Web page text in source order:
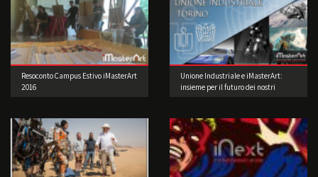
Resoconto Campus Estivo iMasterArt
2016
Unione Industriale e iMasterArt:
insieme per il futuro dei nostri